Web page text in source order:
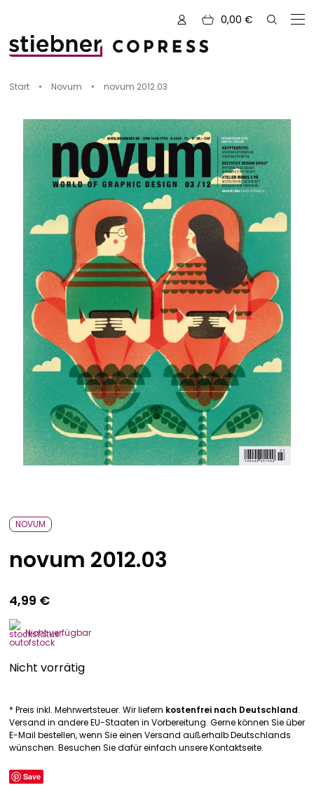
0,00 €
Alle Bücher
Neue Bücher
Kreativ mit Garn
Nähen und Fashion
Zeichnen, Gestalten & Design
Kulinarik & Genuss
Abenteuer & Outdoor
Bavarica & Karikaturen
NOVUM
Vorschauen
Sale
Start • Novum • novum 2012.03
NOVUM
novum 2012.03
4,99 €
Nicht verfügbar
Nicht vorrätig
* Preis inkl. Mehrwertsteuer. Wir liefern kostenfrei nach Deutschland.
Versand in andere EU-Staaten in Vorbereitung. Gerne können Sie über
E-Mail bestellen, wenn Sie einen Versand außerhalb Deutschlands
wünschen. Besuchen Sie dafür einfach unsere Kontaktseite.
Save